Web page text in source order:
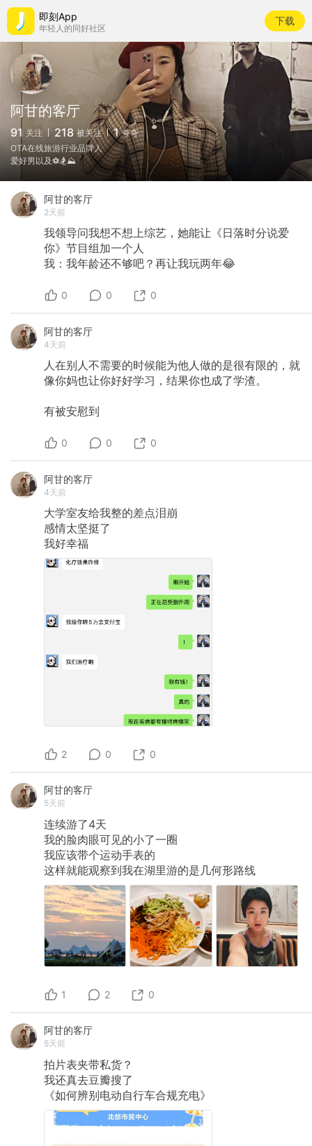
即刻App
年轻人的同好社区
下载
阿甘的客厅
91 关注 218 被关注 1 夸夸
OTA在线旅游行业品牌人
爱好男以及⚽🏂⛰️
阿甘的客厅
2天前
我领导问我想不想上综艺，她能让《日落时分说爱
你》节目组加一个人
我：我年龄还不够吧？再让我玩两年😂
0 0 0
阿甘的客厅
4天前
人在别人不需要的时候能为他人做的是很有限的，就
像你妈也让你好好学习，结果你也成了学渣。
有被安慰到
0 0 0
阿甘的客厅
4天前
大学室友给我整的差点泪崩
感情太坚挺了
我好幸福
2 0 0
阿甘的客厅
5天前
连续游了4天
我的脸肉眼可见的小了一圈
我应该带个运动手表的
这样就能观察到我在湖里游的是几何形路线
1 2 0
阿甘的客厅
5天前
拍片表夹带私货？
我还真去豆瓣搜了
《如何辨别电动自行车合规充电》